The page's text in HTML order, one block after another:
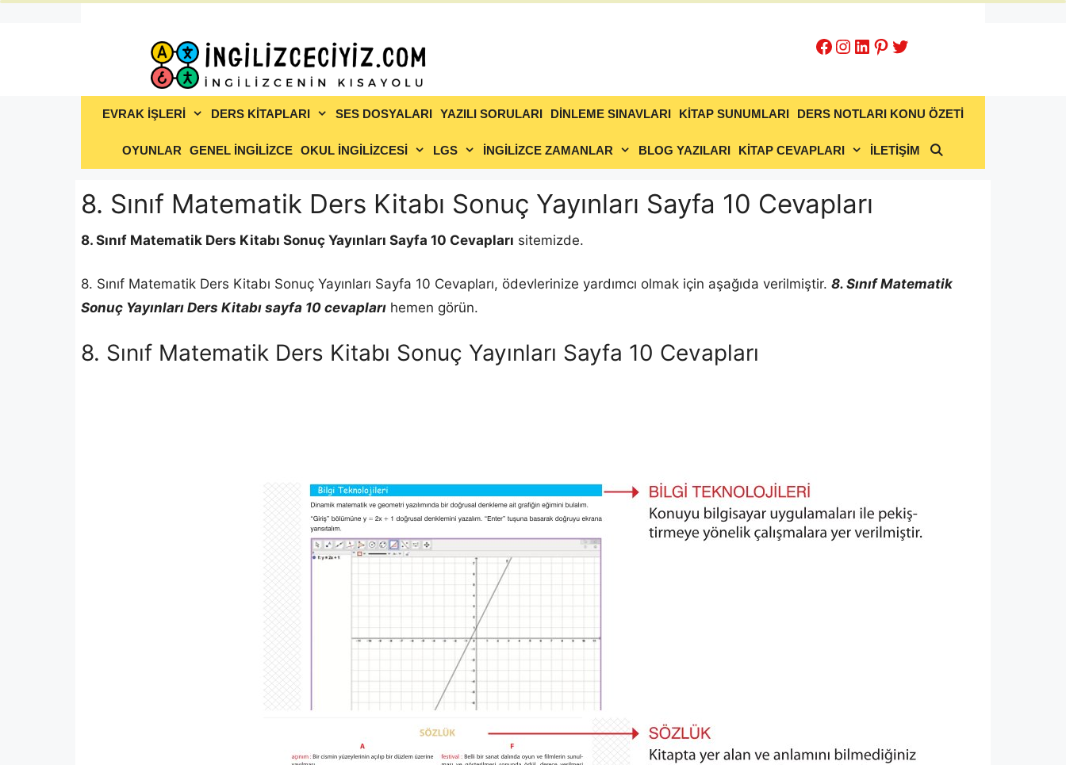
Facebook
Instagram
LinkedIn
Pinterest
Twitter
EVRAK İŞLERİ DERS KİTAPLARI SES DOSYALARI YAZILI SORULARI DİNLEME SINAVLARI KİTAP SUNUMLARI DERS NOTLARI KONU ÖZETİ
OYUNLAR GENEL İNGİLİZCE OKUL İNGİLİZCESİ LGS İNGİLİZCE ZAMANLAR BLOG YAZILARI KİTAP CEVAPLARI İLETİŞİM
8. Sınıf Matematik Ders Kitabı Sonuç Yayınları Sayfa 10 Cevapları
8. Sınıf Matematik Ders Kitabı Sonuç Yayınları Sayfa 10 Cevapları sitemizde.
8. Sınıf Matematik Ders Kitabı Sonuç Yayınları Sayfa 10 Cevapları, ödevlerinize yardımcı olmak için aşağıda verilmiştir. 8. Sınıf Matematik
Sonuç Yayınları Ders Kitabı sayfa 10 cevapları hemen görün.
8. Sınıf Matematik Ders Kitabı Sonuç Yayınları Sayfa 10 Cevapları